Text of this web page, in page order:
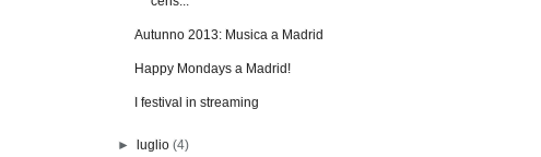
Autunno 2013: Musica a Madrid
Happy Mondays a Madrid!
I festival in streaming
►luglio(4)